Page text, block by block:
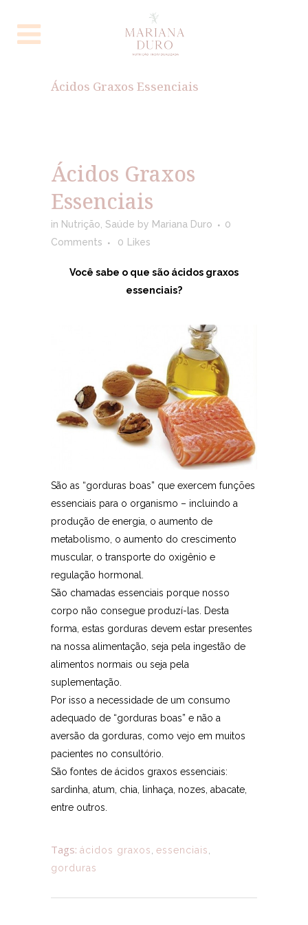
Ácidos Graxos Essenciais
Ácidos Graxos
Essenciais
in Nutrição Saúde by Mariana Duro
0
Comments
0 Likes
Você sabe o que são ácidos graxos
essenciais?
São as “gorduras boas” que exercem funções
essenciais para o organismo – incluindo a
produção de energia, o aumento de
metabolismo, o aumento do crescimento
muscular, o transporte do oxigênio e
regulação hormonal.
São chamadas essenciais porque nosso
corpo não consegue produzí-las. Desta
forma, estas gorduras devem estar presentes
na nossa alimentação, seja pela ingestão de
alimentos normais ou seja pela
suplementação.
Por isso a necessidade de um consumo
adequado de “gorduras boas” e não a
aversão da gorduras, como vejo em muitos
pacientes no consultório.
São fontes de ácidos graxos essenciais:
sardinha, atum, chia, linhaça, nozes, abacate,
entre outros.
Tags: ácidos graxos essenciais
gorduras